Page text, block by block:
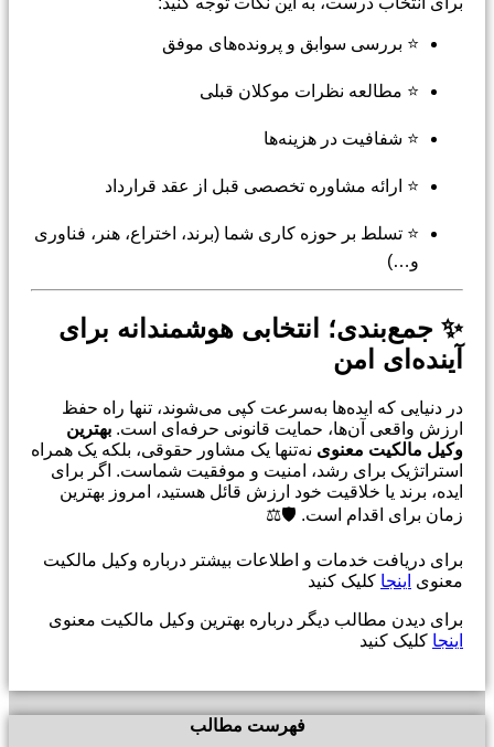
⭐ بررسی سوابق و پرونده‌های موفق
⭐ مطالعه نظرات موکلان قبلی
⭐ شفافیت در هزینه‌ها
⭐ ارائه مشاوره تخصصی قبل از عقد قرارداد
⭐ تسلط بر حوزه کاری شما (برند، اختراع، هنر، فناوری
و…)
✨ جمع‌بندی؛ انتخابی هوشمندانه برای
آینده‌ای امن
در دنیایی که ایده‌ها به‌سرعت کپی می‌شوند، تنها راه حفظ
ارزش واقعی آن‌ها، حمایت قانونی حرفه‌ای است. بهترین
وکیل مالکیت معنوی نه‌تنها یک مشاور حقوقی، بلکه یک همراه
استراتژیک برای رشد، امنیت و موفقیت شماست. اگر برای
ایده، برند یا خلاقیت خود ارزش قائل هستید، امروز بهترین
زمان برای اقدام است. 🛡️⚖️
برای دریافت خدمات و اطلاعات بیشتر درباره وکیل مالکیت
معنوی اینجا کلیک کنید
برای دیدن مطالب دیگر درباره بهترین وکیل مالکیت معنوی
اینجا کلیک کنید
فهرست مطالب